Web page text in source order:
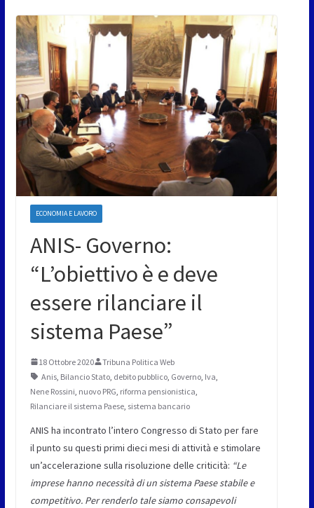
ECONOMIA E LAVORO
ANIS- Governo:
“L’obiettivo è e deve
essere rilanciare il
sistema Paese”
18 Ottobre 2020
Tribuna Politica Web
Anis, Bilancio Stato, debito pubblico, Governo, Iva
Nene Rossini nuovo PRG riforma pensionistica
Rilanciare il sistema Paese, sistema bancario
ANIS ha incontrato l’intero Congresso di Stato per fare
il punto su questi primi dieci mesi di attività e stimolare
un’accelerazione sulla risoluzione delle criticità: “Le
imprese hanno necessità di un sistema Paese stabile e
competitivo. Per renderlo tale siamo consapevoli